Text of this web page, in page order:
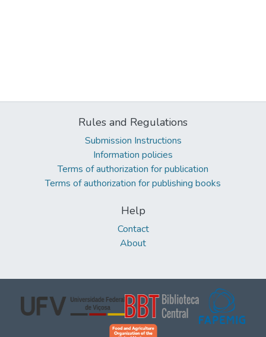
Rules and Regulations
Submission Instructions
Information policies
Terms of authorization for publication
Terms of authorization for publishing books
Help
Contact
About